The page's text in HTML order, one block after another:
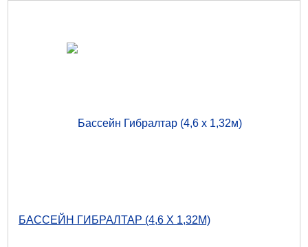
БАССЕЙН ГИБРАЛТАР (4,6 Х 1,32М)